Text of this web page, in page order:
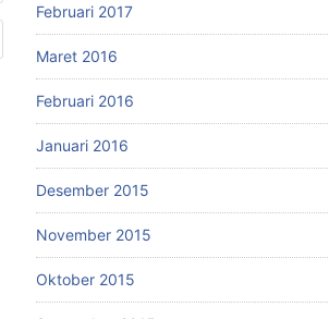
Februari 2017
Maret 2016
Februari 2016
Januari 2016
Desember 2015
November 2015
Oktober 2015